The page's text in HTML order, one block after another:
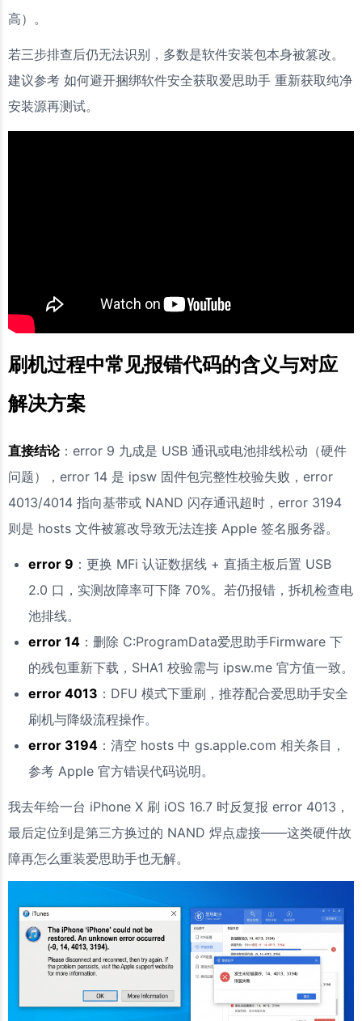
高）。
若三步排查后仍无法识别，多数是软件安装包本身被篡改。
建议参考 如何避开捆绑软件安全获取爱思助手 重新获取纯净
安装源再测试。
刷机过程中常见报错代码的含义与对应
解决方案
直接结论：error 9 九成是 USB 通讯或电池排线松动（硬件
问题），error 14 是 ipsw 固件包完整性校验失败，error
4013/4014 指向基带或 NAND 闪存通讯超时，error 3194
则是 hosts 文件被篡改导致无法连接 Apple 签名服务器。
error 9 ：更换 MFi 认证数据线 + 直插主板后置 USB
2.0 口，实测故障率可下降 70%。若仍报错，拆机检查电
池排线。
error 14 ：删除 C:ProgramData爱思助手Firmware 下
的残包重新下载，SHA1 校验需与 ipsw.me 官方值一致。
error 4013 ：DFU 模式下重刷，推荐配合爱思助手安全
刷机与降级流程操作。
error 3194 ：清空 hosts 中 gs.apple.com 相关条目，
参考 Apple 官方错误代码说明。
我去年给一台 iPhone X 刷 iOS 16.7 时反复报 error 4013，
最后定位到是第三方换过的 NAND 焊点虚接——这类硬件故
障再怎么重装爱思助手也无解。